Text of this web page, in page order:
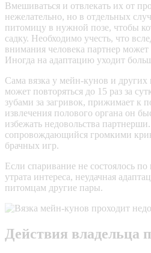
Вмешиваться и отвлекать их от
нежелательно, но в отдельных
питомицу в нужной позе, чтобы
садку. Необходимо учесть, что
внимания человека партнер может
Иногда на адаптацию уходит
Сама вязка у мейн-кунов и других
может повторяться до 15 раз за
зубами за загривок, прижимает к
извлечения полового органа он
избежать недовольства
сопровождающийся громкими
брачных игр.
Если спаривание не состоялось
утрата интереса, неудачная
питомцам другие пары.
Действия владельца